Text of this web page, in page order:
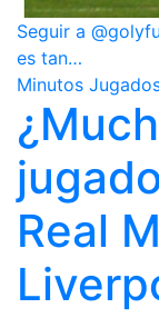
Seguir a
es tan…
Minutos
Real